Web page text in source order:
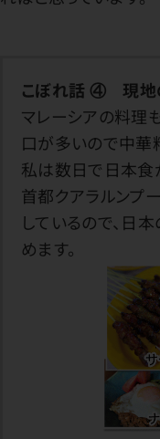
こぼれ話 ④ 現地
マレーシアの料理
口が多いので中華
私は数日で日本食が
首都クアラルンプ
しているので、日
めます。